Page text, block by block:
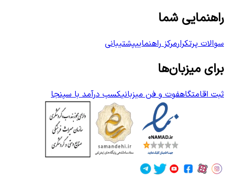
راهنمایی شما
سوالات پرتکرارمرکز راهنماییپشتیبانی
برای میزبان‌ها
ثبت اقامتگاهفوت و فن میزبانیکسب درآمد با سپنجا